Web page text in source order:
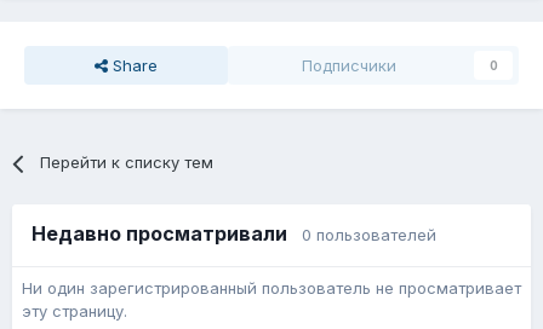
Share Подписчики 0
Перейти к списку тем
Недавно просматривали 0 пользователей
Ни один зарегистрированный пользователь не просматривает
эту страницу.